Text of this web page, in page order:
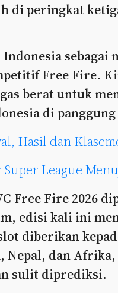
di peringkat
sebagai
Free Fire.
berat untuk
di
Hasil dan
League
Free Fire 2026
edisi kali ini
diberikan
dan Afrika,
sulit diprediksi.